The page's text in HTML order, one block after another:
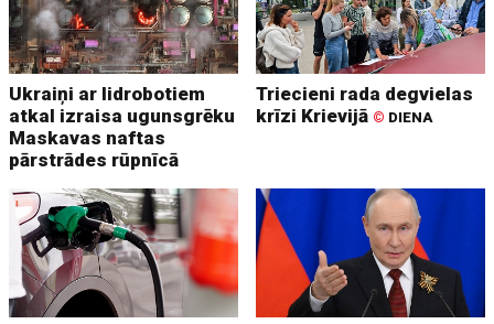
Ukraiņi ar lidrobotiem
atkal izraisa ugunsgrēku
Maskavas naftas
pārstrādes rūpnīcā
Triecieni rada degvielas
krīzi Krievijā © DIENA